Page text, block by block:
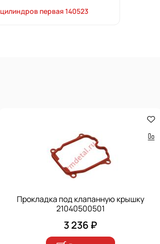
первая 140523
Прокладка под клапанную крышку
21040500501
3 236 ₽